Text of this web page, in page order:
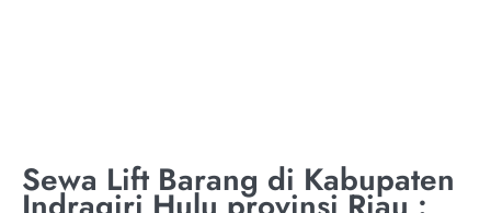
Sewa Lift Barang di Kabupaten